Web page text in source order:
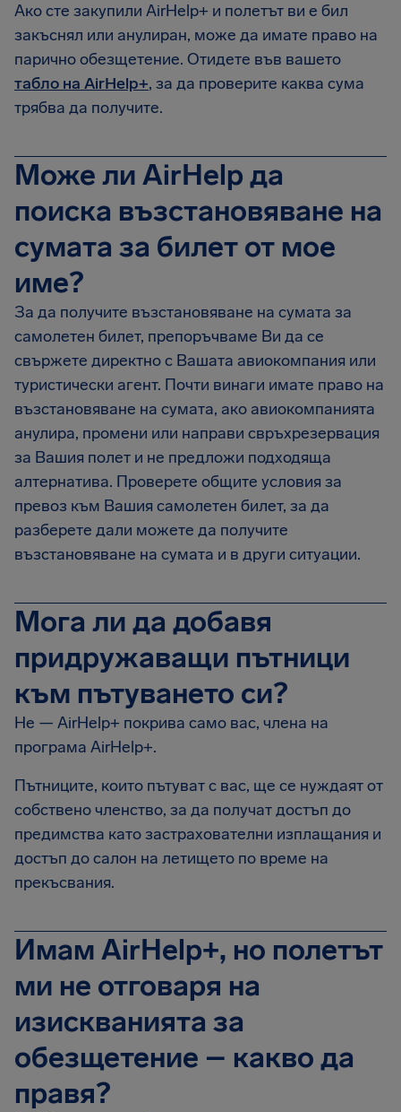
Ако сте закупили AirHelp+ и полетът ви е бил
закъснял или анулиран, може да имате право на
парично обезщетение. Отидете във вашето
табло на AirHelp+, за да проверите каква сума
трябва да получите.
Може ли AirHelp да
поиска възстановяване на
сумата за билет от мое
име?
За да получите възстановяване на сумата за
самолетен билет, препоръчваме Ви да се
свържете директно с Вашата авиокомпания или
туристически агент. Почти винаги имате право на
възстановяване на сумата, ако авиокомпанията
анулира, промени или направи свръхрезервация
за Вашия полет и не предложи подходяща
алтернатива. Проверете общите условия за
превоз към Вашия самолетен билет, за да
разберете дали можете да получите
възстановяване на сумата и в други ситуации.
Мога ли да добавя
придружаващи пътници
към пътуването си?
Не — AirHelp+ покрива само вас, члена на
програма AirHelp+.
Пътниците, които пътуват с вас, ще се нуждаят от
собствено членство, за да получат достъп до
предимства като застрахователни изплащания и
достъп до салон на летището по време на
прекъсвания.
Имам AirHelp+, но полетът
ми не отговаря на
изискванията за
обезщетение – какво да
правя?